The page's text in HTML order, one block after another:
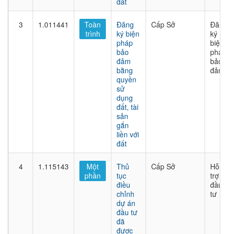
3 1.011441
Toàn
trình
Đăng
ký biện
pháp
bảo
đảm
bằng
quyền
sử
dụng
đất, tài
sản
gắn
liền với
đất
Cấp Sở
Đăng
ký
biện
pháp
bảo
đảm
4 1.115143
Một
phần
Thủ
tục
điều
chỉnh
dự án
đầu tư
đã
được
Cấp Sở
Hỗ
trợ
đầu
tư